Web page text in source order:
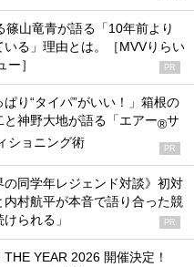
篠山竜青が語る「10年前より
る」理由とは。［MVVりらい
ー］
PR
ぱり“タイパ”がいい！」箱根の
神野大地が語る「エアー®サ
ショニング術 PR
の同学年レジェンド対談》初対
村航平が本音で語り合った競
られる」
PR
YEAR 2026 開催決定！